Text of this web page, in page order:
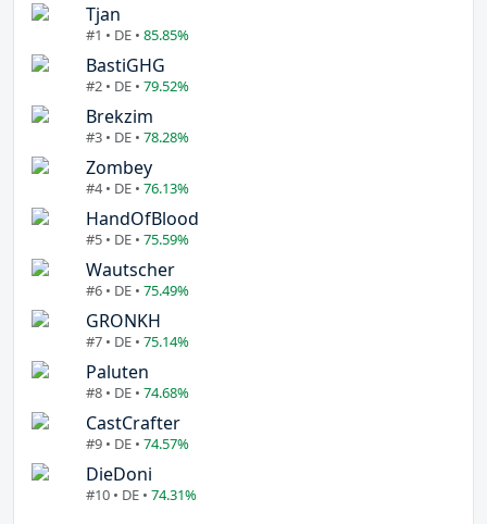
Tjan
#1 • DE • 85.85%
BastiGHG
#2 • DE • 79.52%
Brekzim
#3 • DE • 78.28%
Zombey
#4 • DE • 76.13%
HandOfBlood
#5 • DE • 75.59%
Wautscher
#6 • DE • 75.49%
GRONKH
#7 • DE • 75.14%
Paluten
#8 • DE • 74.68%
CastCrafter
#9 • DE • 74.57%
DieDoni
#10 • DE • 74.31%